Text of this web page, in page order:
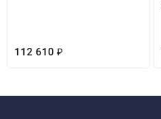
112 610 ₽